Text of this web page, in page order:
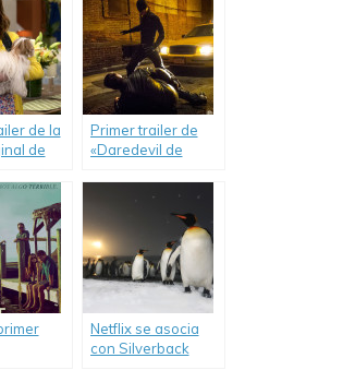
Netflix.
de la
de
Primer trailer de
«Daredevil de
Netflix se asocia
con Silverback